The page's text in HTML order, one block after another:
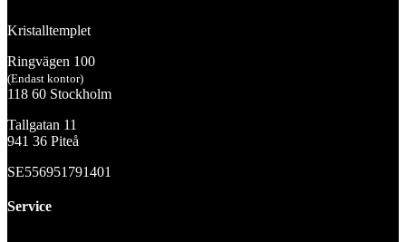
Kristalltemplet
Ringvägen 100
(Endast kontor)
118 60 Stockholm
Tallgatan 11
941 36 Piteå
SE556951791401
Service